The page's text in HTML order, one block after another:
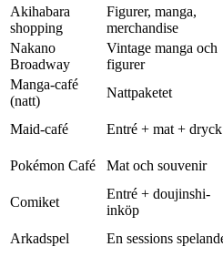
Akihabara
shopping
Figurer, manga,
merchandise
Nakano
Broadway
Vintage manga och
figurer
Manga-café
(natt)
Nattpaketet
Maid-café
Entré + mat + dryck
Pokémon Café
Mat och souvenir
Comiket
Entré + doujinshi-
inköp
Arkadspel
En sessions